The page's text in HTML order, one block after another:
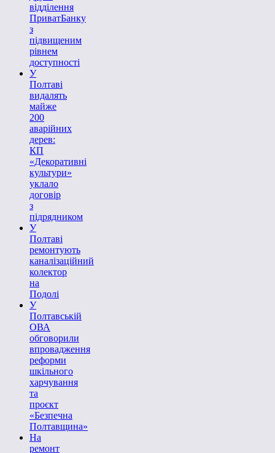
відділення
ПриватБанку
з
підвищеним
рівнем
доступності
У
Полтаві
видалять
майже
200
аварійних
дерев:
КП
«Декоративні
культури»
уклало
договір
з
підрядником
У
Полтаві
ремонтують
каналізаційний
колектор
на
Подолі
У
Полтавській
ОВА
обговорили
впровадження
реформи
шкільного
харчування
та
проєкт
«Безпечна
Полтавщина»
На
ремонт